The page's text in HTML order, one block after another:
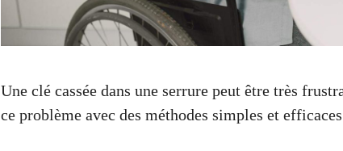
Une clé cassée dans une serrure peut être très
ce problème avec des méthodes simples et